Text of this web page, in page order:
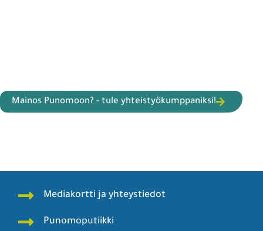
Mainos Punomoon? - tule yhteistyökumppaniksi!
Mediakortti ja yhteystiedot
Punomoputiikki